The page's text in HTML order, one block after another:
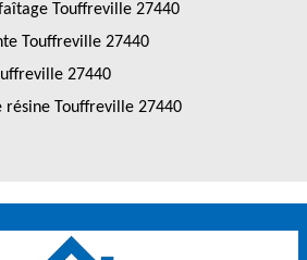
Touffreville 27440
Touffreville 27440
27440
résine Touffreville 27440